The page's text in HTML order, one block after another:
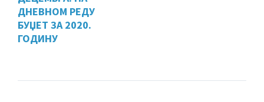
ДНЕВНОМ РЕДУ
БУЏЕТ ЗА 2020.
ГОДИНУ